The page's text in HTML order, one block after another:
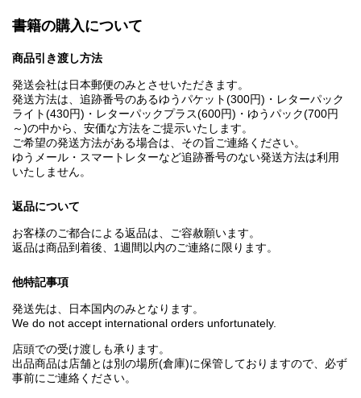
書籍の購入について
商品引き渡し方法
発送会社は日本郵便のみとさせいただきます。
発送方法は、追跡番号のあるゆうパケット(300円)・レターパック
ライト(430円)・レターパックプラス(600円)・ゆうパック(700円
～)の中から、安価な方法をご提示いたします。
ご希望の発送方法がある場合は、その旨ご連絡ください。
ゆうメール・スマートレターなど追跡番号のない発送方法は利用
いたしません。
返品について
お客様のご都合による返品は、ご容赦願います。
返品は商品到着後、1週間以内のご連絡に限ります。
他特記事項
発送先は、日本国内のみとなります。
We do not accept international orders unfortunately.
店頭での受け渡しも承ります。
出品商品は店舗とは別の場所(倉庫)に保管しておりますので、必ず
事前にご連絡ください。